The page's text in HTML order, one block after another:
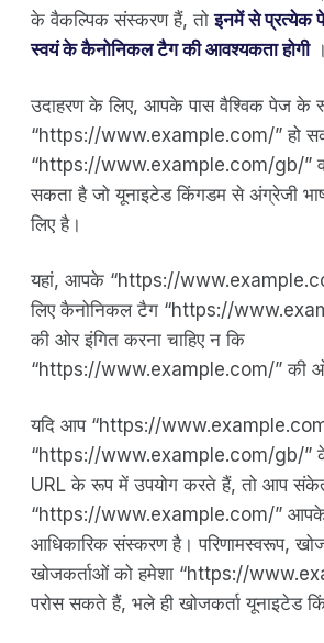
के वैकल्पिक संस्करण हैं, तोइनमें से प्रत्येक
स्वयं के कैनोनिकल टैग की आवश्यकता होगी।
उदाहरण के लिए, आपके पास वैश्विक पेज के
“https://www.example.com/” हो
“https://www.example.com/gb/”
सकता है जो यूनाइटेड किंगडम से अंग्रेजी
लिए है।
यहां, आपके “https://
लिए कैनोनिकल टैग “https://
की ओर इंगित करना चाहिए न कि
“https://www.example.com/” की
यदि आप “https://
“https://www.example.com/gb/”
URL के रूप में उपयोग करते हैं, तो आप
“https://www.example.com/” आपके
आधिकारिक संस्करण है। परिणामस्वरूप,
खोजकर्ताओं को हमेशा “https://
परोस सकते हैं, भले ही खोजकर्ता यूनाइटेड